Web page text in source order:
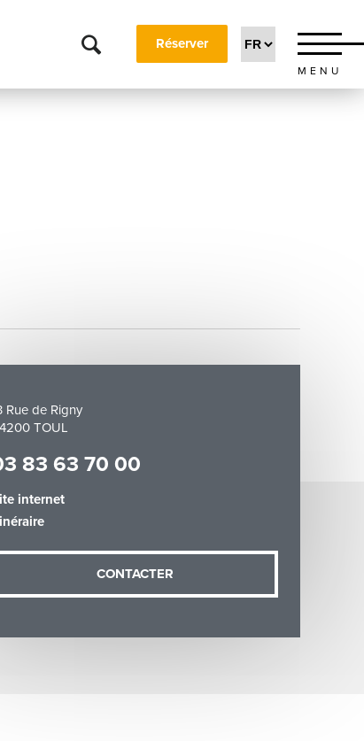
Réserver
MENU
Rue de Rigny
TOUL
83 63 70 00
internet
CONTACTER